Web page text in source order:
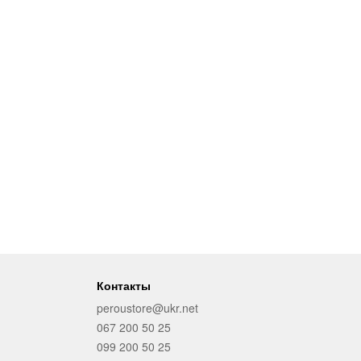
Контакты
peroustore@ukr.net
067 200 50 25
099 200 50 25